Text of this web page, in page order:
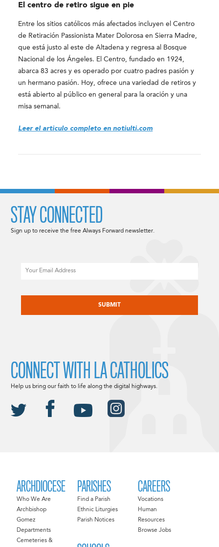
El centro de retiro sigue en pie
Entre los sitios católicos más afectados incluyen el Centro
de Retiración Passionista Mater Dolorosa en Sierra Madre,
que está justo al este de Altadena y regresa al Bosque
Nacional de los Ángeles. El Centro, fundado en 1924,
abarca 83 acres y es operado por cuatro padres pasión y
un hermano pasión. Hoy, ofrece una variedad de retiros y
está abierto al público en general para la oración y una
misa semanal.
Leer el articulo completo en notiulti.com
ARCHDIOCESE
Who We Are
Archbishop
Gomez
Departments
Cemeteries &
PARISHES
Find a Parish
Ethnic Liturgies
Parish Notices
CAREERS
Vocations
Human
Resources
Browse Jobs
STAY CONNECTED
Sign up to receive the free Always Forward newsletter.
CONNECT WITH LA CATHOLICS
Help us bring our faith to life along the digital highways.